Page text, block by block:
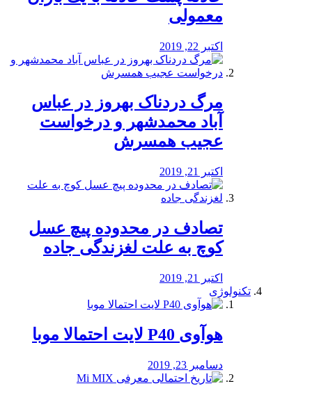
معمولی
اکتبر 22, 2019
مرگ دردناک بهروز در عباس
آباد محمدشهر و درخواست
عجیب همسرش
اکتبر 21, 2019
تصادف در محدوده پیچ عسل
کوچ به علت لغزندگی جاده
اکتبر 21, 2019
تکنولوژی
هوآوی P40 لایت احتمالا موبا
دسامبر 23, 2019